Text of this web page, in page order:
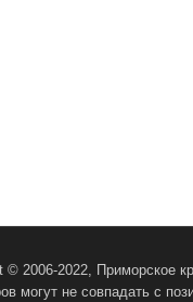
© 2006-2022, Приморское
могут не совпадать с